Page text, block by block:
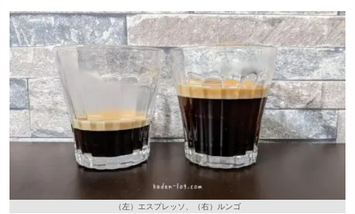
（左）エスプレッソ、（右）ルンゴ